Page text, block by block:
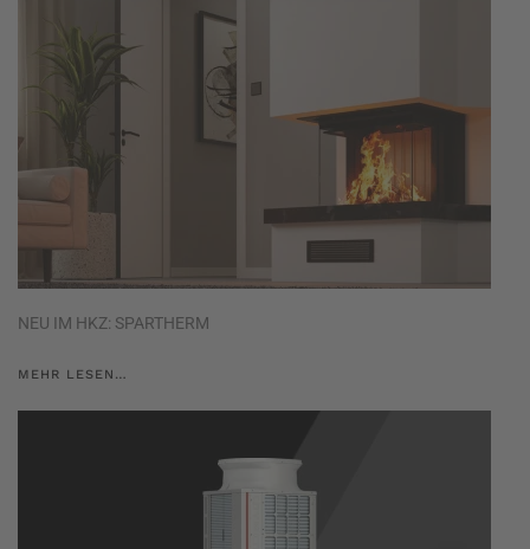
NEU IM HKZ: SPARTHERM
MEHR LESEN…